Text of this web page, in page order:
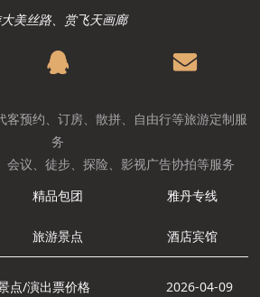
美丝路、赏飞天画廊
客预约、订房、散拼、自由行等旅游定制服
务
会议、徒步、探险、影视广告协拍等服务
精品包团 雅丹专线
旅游景点 酒店宾馆
点/演出票价格
2026-04-09